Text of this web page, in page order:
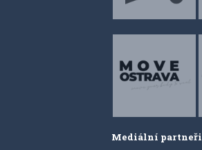
Mediální partneři